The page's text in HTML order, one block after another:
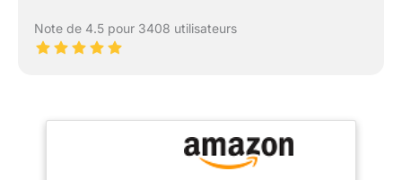
Note de 4.5 pour 3408 utilisateurs